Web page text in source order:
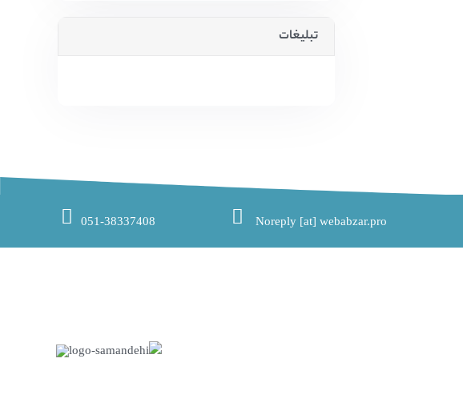
تبلیغات
Noreply [at] webabzar.pro
051-38337408